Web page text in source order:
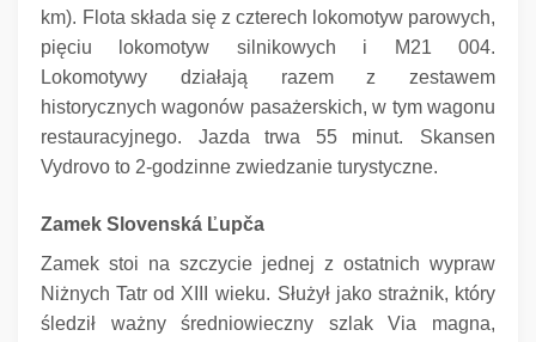
km). Flota składa się z czterech lokomotyw parowych,
pięciu lokomotyw silnikowych i M21 004.
Lokomotywy działają razem z zestawem
historycznych wagonów pasażerskich, w tym wagonu
restauracyjnego.
Jazda trwa 55 minut.
Skansen
Vydrovo to 2-godzinne zwiedzanie turystyczne.
Zamek Slovenská Ľupča
Zamek stoi na szczycie jednej z ostatnich wypraw
Niżnych Tatr od XIII wieku. Służył jako strażnik, który
śledził ważny średniowieczny szlak Via magna,